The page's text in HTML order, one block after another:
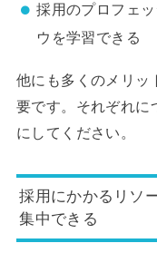
採用のプロフェ
ウを学習できる
他にも多くのメリッ
要です。それぞれに
にしてください。
採用にかかるリソ
集中できる